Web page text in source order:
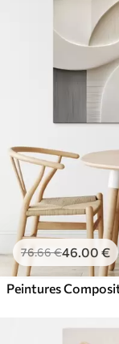
76.66€46.00 €